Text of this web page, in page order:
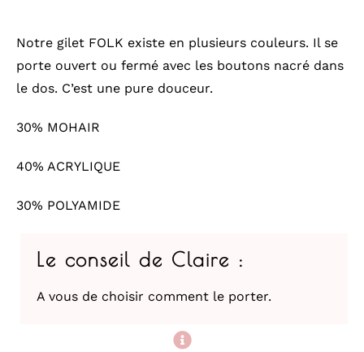
Notre gilet FOLK existe en plusieurs couleurs. Il se
porte ouvert ou fermé avec les boutons nacré dans
le dos. C’est une pure douceur.
30% MOHAIR
40% ACRYLIQUE
30% POLYAMIDE
Le conseil de Claire :
A vous de choisir comment le porter.